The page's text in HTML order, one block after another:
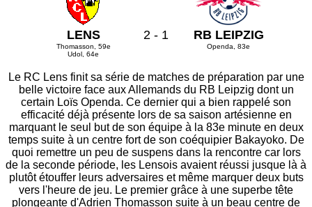
LENS
Thomasson, 59e
Udol, 64e
2 - 1 RB LEIPZIG
Openda, 83e
Le RC Lens finit sa série de matches de préparation par une
belle victoire face aux Allemands du RB Leipzig dont un
certain Loïs Openda. Ce dernier qui a bien rappelé son
efficacité déjà présente lors de sa saison artésienne en
marquant le seul but de son équipe à la 83e minute en deux
temps suite à un centre fort de son coéquipier Bakayoko. De
quoi remettre un peu de suspens dans la rencontre car lors
de la seconde période, les Lensois avaient réussi jusque là à
plutôt étouffer leurs adversaires et même marquer deux buts
vers l'heure de jeu. Le premier grâce à une superbe tête
plongeante d'Adrien Thomasson suite à un beau centre de